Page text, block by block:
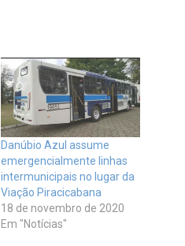
Danúbio Azul assume
emergencialmente linhas
intermunicipais no lugar da
Viação Piracicabana
18 de novembro de 2020
Em "Notícias"